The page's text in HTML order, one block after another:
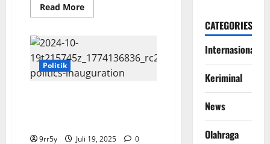
Read MoreRead
more
Merah
Putih
Resmi
Disahkan
Politik
9rr5y Juli 19, 2025 0
CATEGORIES
Internasional
Keriminal
News
Olahraga